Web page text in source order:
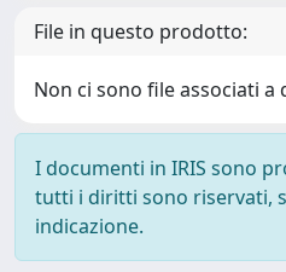
File in questo prodotto:
Non ci sono file associati
I documenti in IRIS sono
tutti i diritti sono riservati,
indicazione.